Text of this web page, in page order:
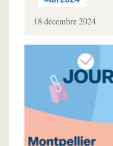
18 décembre 2024